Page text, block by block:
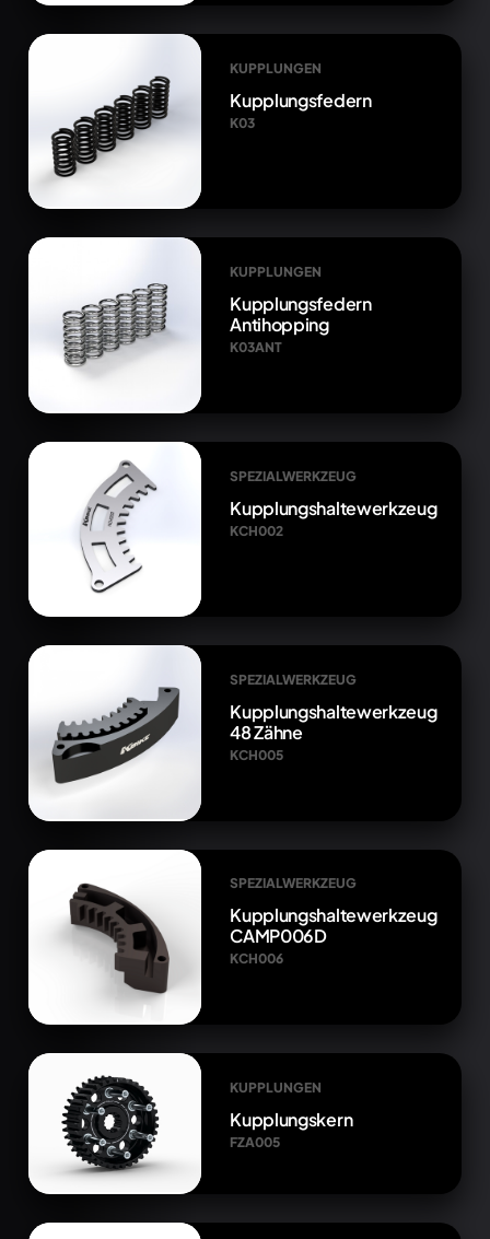
KUPPLUNGEN
Kupplungsfedern
K03
KUPPLUNGEN
Kupplungsfedern
Antihopping
K03ANT
SPEZIALWERKZEUG
Kupplungshaltewerkzeug
KCH002
SPEZIALWERKZEUG
Kupplungshaltewerkzeug
48 Zähne
KCH005
SPEZIALWERKZEUG
Kupplungshaltewerkzeug
CAMP006D
KCH006
KUPPLUNGEN
Kupplungskern
FZA005